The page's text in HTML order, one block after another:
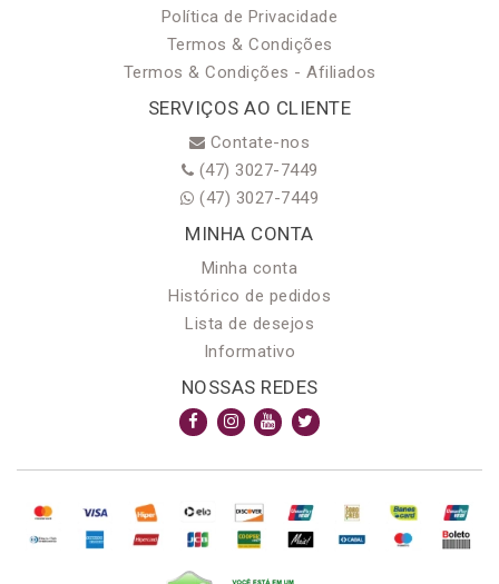
Política de Privacidade
Termos & Condições
Termos & Condições - Afiliados
SERVIÇOS AO CLIENTE
Contate-nos
(47) 3027-7449
(47) 3027-7449
MINHA CONTA
Minha conta
Histórico de pedidos
Lista de desejos
Informativo
NOSSAS REDES